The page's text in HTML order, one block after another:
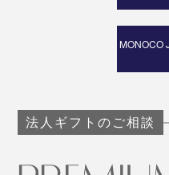
MONOCO
法人ギフトのご相談